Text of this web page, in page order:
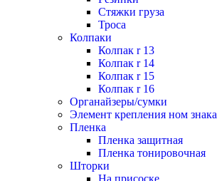
Стяжки груза
Троса
Колпаки
Колпак r 13
Колпак r 14
Колпак r 15
Колпак r 16
Органайзеры/сумки
Элемент крепления ном знака
Пленка
Пленка защитная
Пленка тонировочная
Шторки
На присоске